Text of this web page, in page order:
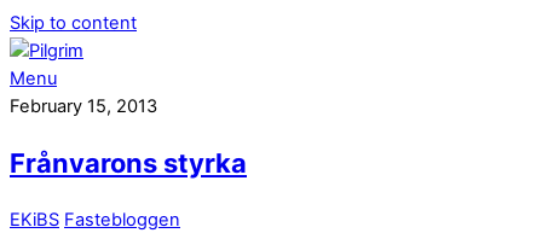
Skip to content
Menu
February 15, 2013
Frånvarons styrka
EKiBS Fastebloggen